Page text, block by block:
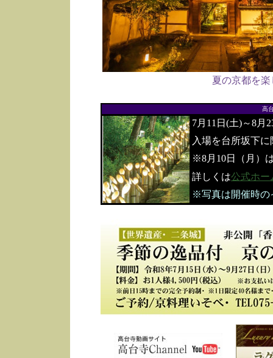
夏の京都を
高
7月11日(土)～8月
入場を台所坂下
※8月10日（月）
詳しくは公式ホー
※写真は開催時の